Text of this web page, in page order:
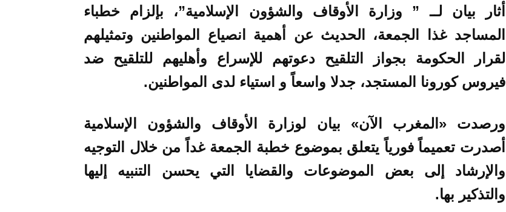
أثار بيان لــ ” وزارة الأوقاف والشؤون الإسلامية”، بإلزام خطباء
المساجد غذا الجمعة، الحديث عن أهمية انصياع المواطنين وتمثيلهم
لقرار الحكومة بجواز التلقيح دعوتهم للإسراع وأهليهم للتلقيح ضد
فيروس كورونا المستجد، جدلا واسعاً و استياء لدى المواطنين.
ورصدت «المغرب الآن» بيان لوزارة الأوقاف والشؤون الإسلامية
أصدرت تعميماً فورياً يتعلق بموضوع خطبة الجمعة غداً من خلال التوجيه
والإرشاد إلى بعض الموضوعات والقضايا التي يحسن التنبيه إليها
والتذكير بها.